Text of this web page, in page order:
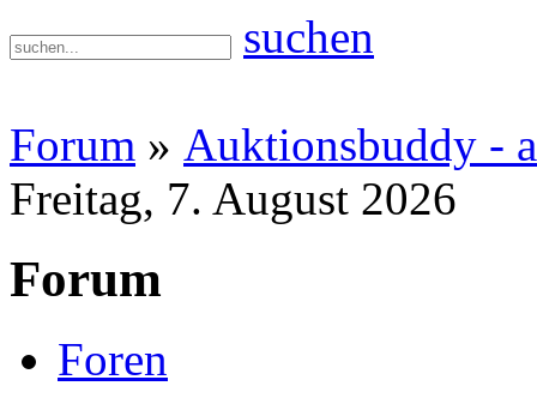
suchen
Forum » Auktionsbuddy -
Freitag, 7. August 2026
Forum
Foren